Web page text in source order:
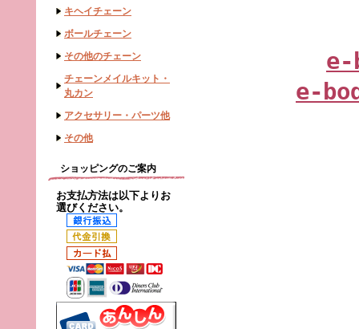
キヘイチェーン
ボールチェーン
その他のチェーン
チェーンメイルキット・
丸カン
アクセサリー・パーツ他
その他
ショッピングのご案内
お支払方法は以下よりお
選びください。
e-
e-